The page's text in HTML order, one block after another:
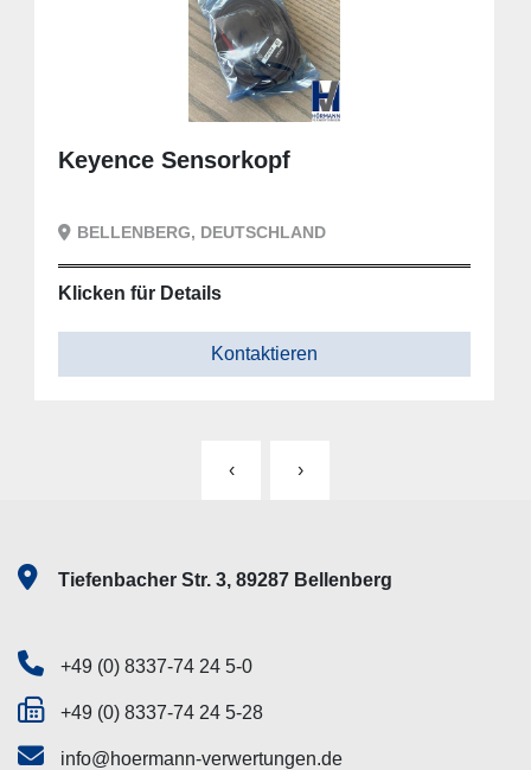
Keyence Sensorkopf
BELLENBERG, DEUTSCHLAND
Klicken für Details
Kontaktieren
‹ ›
Tiefenbacher Str. 3, 89287 Bellenberg
+49 (0) 8337-74 24 5-0
+49 (0) 8337-74 24 5-28
info@hoermann-verwertungen.de